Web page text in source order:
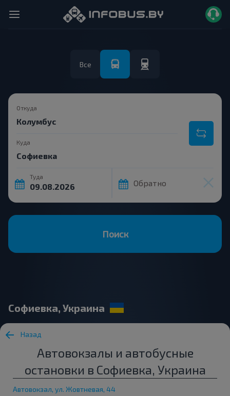
Все
Откуда
Куда
Туда
Обратно
Поиск
Софиевка, Украина
Назад
Автовокзалы и автобусные
остановки в Софиевка, Украина
Автовокзал, ул. Жовтневая, 44